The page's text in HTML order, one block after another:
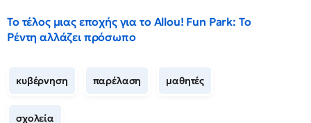
Το τέλος μιας εποχής για το Allou! Fun Park: Το
Ρέντη αλλάζει πρόσωπο
κυβέρνηση παρέλαση μαθητές
σχολεία